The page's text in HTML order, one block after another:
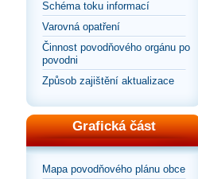
Schéma toku informací
Varovná opatření
Činnost povodňového orgánu po
povodni
Způsob zajištění aktualizace
Grafická část
Mapa povodňového plánu obce